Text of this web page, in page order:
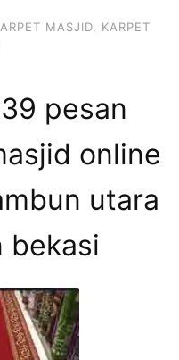
MASJID
KARPET
pesan
online
utara
bekasi